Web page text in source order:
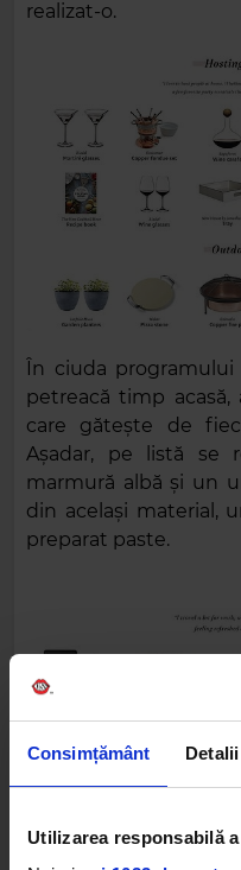
Consimțământ Detalii
Utilizarea responsabilă
realizat-o.
În ciuda
petreacă timp
care gătește de
Așadar, pe listă se
marmură albă și un
din același material,
preparat paste.